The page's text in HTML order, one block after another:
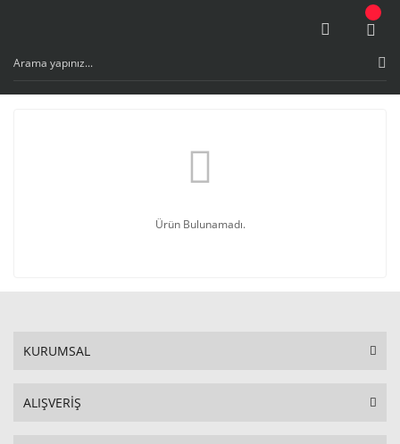
Ürün Bulunamadı.
KURUMSAL
ALIŞVERİŞ